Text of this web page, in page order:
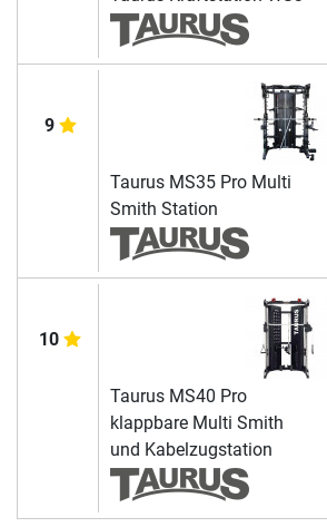
9
Taurus MS35 Pro Multi
Smith Station
10
Taurus MS40 Pro
klappbare Multi Smith
und Kabelzugstation